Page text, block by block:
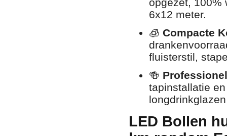
6x12 meter.
🧊 Compacte
fluisterstil,
🍻
tapinstallatie
LED Bollen